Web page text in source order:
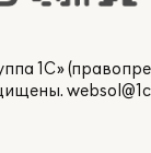
1С»